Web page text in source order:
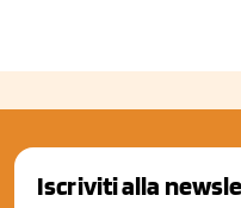
Iscriviti alla